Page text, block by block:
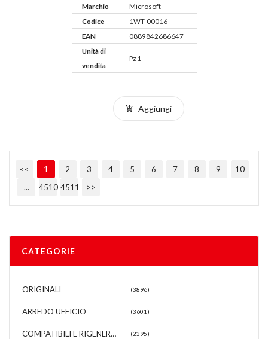
Marchio
Microsoft
Codice
1WT-00016
EAN
0889842686647
Unità di
vendita
Pz 1
Aggiungi
<< 1 2 3 4 5 6 7 8 9
10
...
4510 4511 >>
CATEGORIE
ORIGINALI (3896)
ARREDO UFFICIO (3601)
COMPATIBILI E RIGENERATI (2395)